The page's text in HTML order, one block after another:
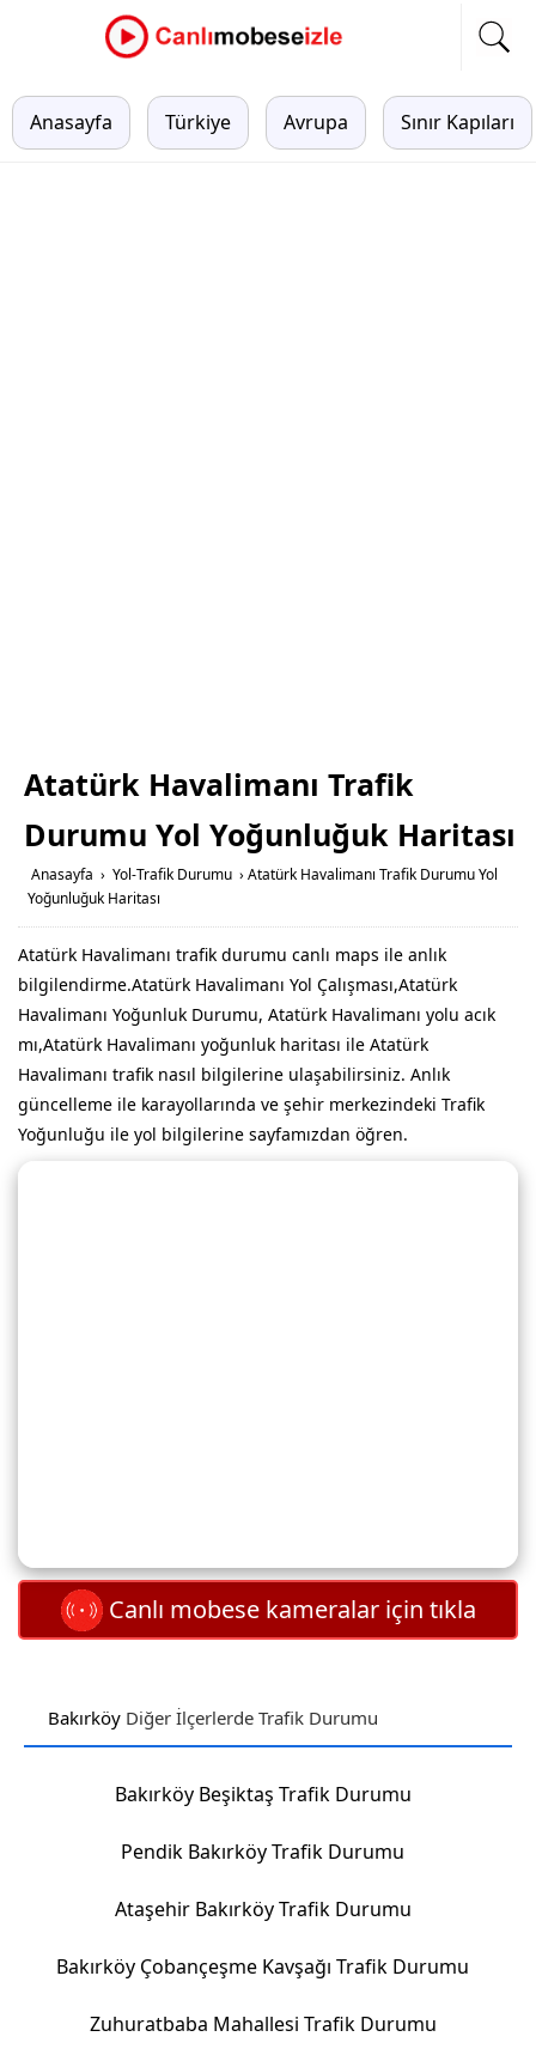
Anasayfa Türkiye Avrupa Sınır Kapıları
Atatürk Havalimanı Trafik
Durumu Yol Yoğunluğuk Haritası
Anasayfa › Yol-Trafik Durumu › Atatürk Havalimanı Trafik Durumu Yol
Yoğunluğuk Haritası
Atatürk Havalimanı trafik durumu canlı maps ile anlık
bilgilendirme.Atatürk Havalimanı Yol Çalışması,Atatürk
Havalimanı Yoğunluk Durumu, Atatürk Havalimanı yolu acık
mı,Atatürk Havalimanı yoğunluk haritası ile Atatürk
Havalimanı trafik nasıl bilgilerine ulaşabilirsiniz. Anlık
güncelleme ile karayollarında ve şehir merkezindeki Trafik
Yoğunluğu ile yol bilgilerine sayfamızdan öğren.
Canlı mobese kameralar için tıkla
Bakırköy Diğer İlçerlerde Trafik Durumu
Bakırköy Beşiktaş Trafik Durumu
Pendik Bakırköy Trafik Durumu
Ataşehir Bakırköy Trafik Durumu
Bakırköy Çobançeşme Kavşağı Trafik Durumu
Zuhuratbaba Mahallesi Trafik Durumu